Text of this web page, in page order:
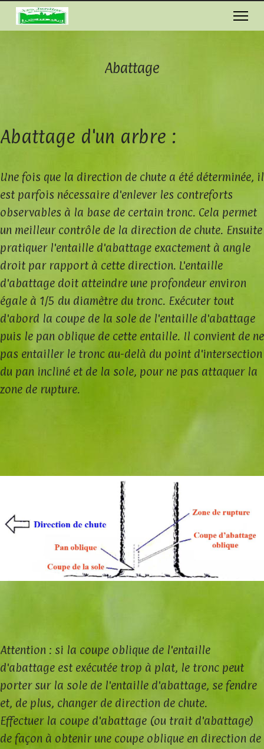
Abattage
Abattage d'un arbre :
Une fois que la direction de chute a été déterminée, il
est parfois nécessaire d'enlever les contreforts
observables à la base de certain tronc. Cela permet
un meilleur contrôle de la direction de chute. Ensuite
pratiquer l'entaille d'abattage exactement à angle
droit par rapport à cette direction. L'entaille
d'abattage doit atteindre une profondeur environ
égale à 1/5 du diamètre du tronc. Exécuter tout
d'abord la coupe de la sole de l'entaille d'abattage
puis le pan oblique de cette entaille. Il convient de ne
pas entailler le tronc au-delà du point d'intersection
du pan incliné et de la sole, pour ne pas attaquer la
zone de rupture.
Attention : si la coupe oblique de l'entaille
d'abattage est exécutée trop à plat, le tronc peut
porter sur la sole de l'entaille d'abattage, se fendre
et, de plus, changer de direction de chute.
Effectuer la coupe d'abattage (ou trait d'abattage)
de façon à obtenir une coupe oblique en direction de